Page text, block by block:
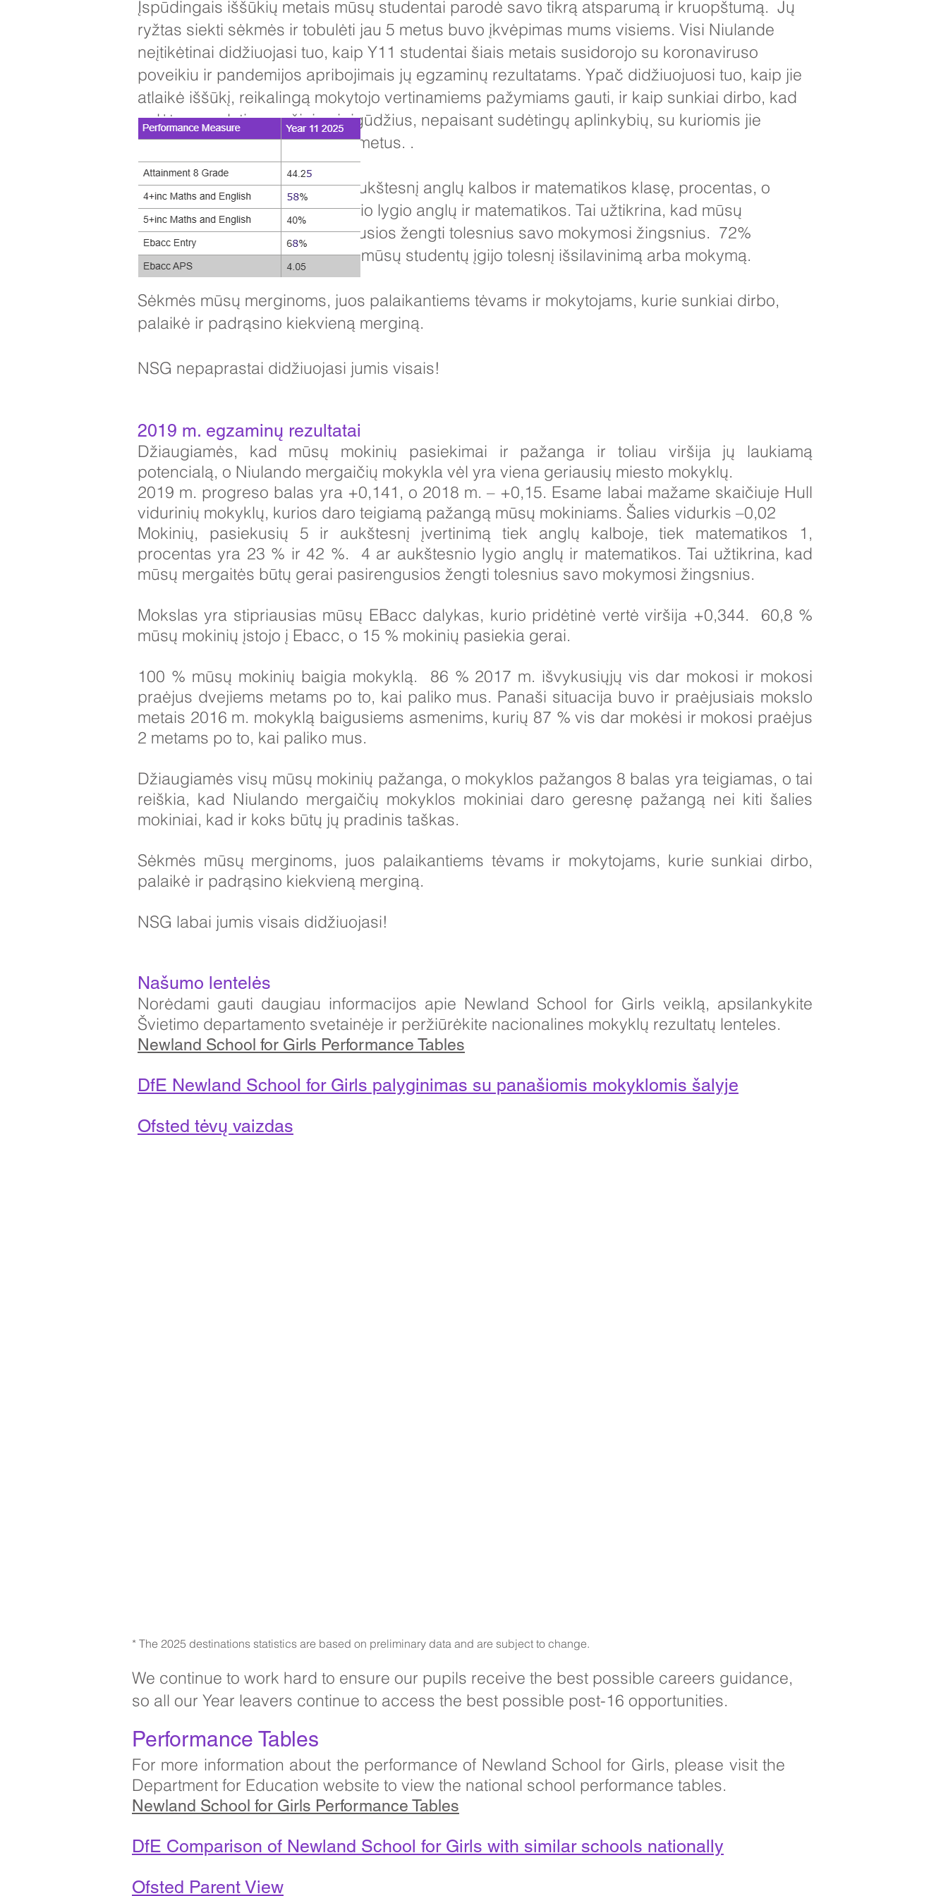
Įspūdingais iššūkių metais mūsų studentai parodė savo tikrą atsparumą ir kruopštumą. Jų
ryžtas siekti sėkmės ir tobulėti jau 5 metus buvo įkvėpimas mums visiems. Visi Niulande
neįtikėtinai didžiuojasi tuo, kaip Y11 studentai šiais metais susidorojo su koronaviruso
poveikiu ir pandemijos apribojimais jų egzaminų rezultatams. Ypač didžiuojuosi tuo, kaip jie
atlaikė iššūkį, reikalingą mokytojo vertinamiems pažymiams gauti, ir kaip sunkiai dirbo, kad
galėtų parodyti savo žinias ir įgūdžius, nepaisant sudėtingų aplinkybių, su kuriomis jie
susidūrė pastaruosius dvejus metus. .
48% mokinių, pasiekusių 5 ir aukštesnį anglų kalbos ir matematikos klasę, procentas, o
pasiekusių 68% 4 ar aukštesnio lygio anglų ir matematikos. Tai užtikrina, kad mūsų
mergaitės būtų gerai pasirengusios žengti tolesnius savo mokymosi žingsnius. 72%
studentų įstoja į Ebacc. 100% mūsų studentų įgijo tolesnį išsilavinimą arba mokymą.
Sėkmės mūsų merginoms, juos palaikantiems tėvams ir mokytojams, kurie sunkiai dirbo,
palaikė ir padrąsino kiekvieną merginą.
NSG nepaprastai didžiuojasi jumis visais!
2019 m. egzaminų rezultatai
Džiaugiamės, kad mūsų mokinių pasiekimai ir pažanga ir toliau viršija jų laukiamą
potencialą, o Niulando mergaičių mokykla vėl yra viena geriausių miesto mokyklų.
2019 m. progreso balas yra +0,141, o 2018 m. – +0,15. Esame labai mažame skaičiuje Hull
vidurinių mokyklų, kurios daro teigiamą pažangą mūsų mokiniams. Šalies vidurkis –0,02
Mokinių, pasiekusių 5 ir aukštesnį įvertinimą tiek anglų kalboje, tiek matematikos 1,
procentas yra 23 % ir 42 %.
4 ar aukštesnio lygio anglų ir matematikos. Tai užtikrina, kad
mūsų mergaitės būtų gerai pasirengusios žengti tolesnius savo mokymosi žingsnius.
Mokslas yra stipriausias mūsų EBacc dalykas, kurio pridėtinė vertė viršija +0,344.
60,8 %
mūsų mokinių įstojo į Ebacc, o 15 % mokinių pasiekia gerai.
100 % mūsų mokinių baigia mokyklą.
86 % 2017 m. išvykusiųjų vis dar mokosi ir mokosi
praėjus dvejiems metams po to, kai paliko mus. Panaši situacija buvo ir praėjusiais mokslo
metais 2016 m. mokyklą baigusiems asmenims, kurių 87 % vis dar mokėsi ir mokosi praėjus
2 metams po to, kai paliko mus.
Džiaugiamės visų mūsų mokinių pažanga, o mokyklos pažangos 8 balas yra teigiamas, o tai
reiškia, kad Niulando mergaičių mokyklos mokiniai daro geresnę pažangą nei kiti šalies
mokiniai, kad ir koks būtų jų pradinis taškas.
Sėkmės mūsų merginoms, juos palaikantiems tėvams ir mokytojams, kurie sunkiai dirbo,
palaikė ir padrąsino kiekvieną merginą.
NSG labai jumis visais didžiuojasi!
Našumo lentelės
Norėdami gauti daugiau informacijos apie Newland School for Girls veiklą, apsilankykite
Švietimo departamento svetainėje ir peržiūrėkite nacionalines mokyklų rezultatų lenteles.
Newland School for Girls Performance Tables
DfE Newland School for Girls palyginimas su panašiomis mokyklomis šalyje
Ofsted tėvų vaizdas
* The 2025 destinations statistics are based on preliminary data and are subject to change.
We continue to work hard to ensure our pupils receive the best possible careers guidance,
so all our Year leavers continue to access the best possible post-16 opportunities.
Performance Tables
For more information about the performance of Newland School for Girls, please visit the
Department for Education website to view the national school performance tables.
Newland School for Girls Performance Tables
DfE Comparison of Newland School for Girls with similar schools nationally
Ofsted Parent View